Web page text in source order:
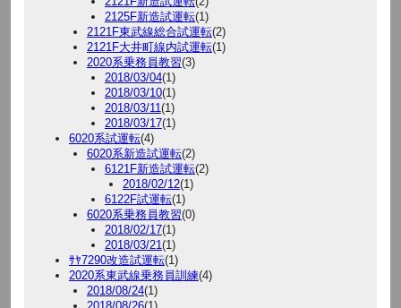
2125F新造試運転(1)
2121F東武線総合試運転(2)
2121F大井町線内試運転(1)
2020系乗務員教習(3)
2018/03/04(1)
2018/03/10(1)
2018/03/11(1)
2018/03/17(1)
6020系試運転(4)
6020系新造試運転(2)
6121F新造試運転(2)
2018/02/12(1)
6122F試運転(1)
6020系乗務員教習(0)
2018/02/17(1)
2018/03/21(1)
ｻﾔ7290改造試運転(1)
2020系東武線乗務員訓練(4)
2018/08/24(1)